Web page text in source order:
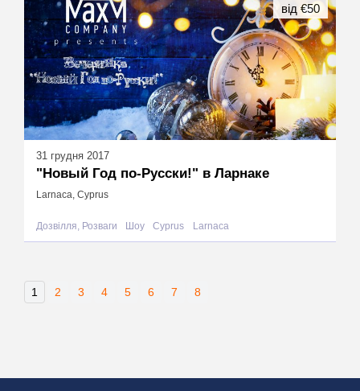
31 грудня 2017
"Новый Год по-Русски!" в Ларнаке
Larnaca, Cyprus
Дозвілля, Розваги Шоу Cyprus Larnaca
від €50
1 2 3 4 5 6 7 8